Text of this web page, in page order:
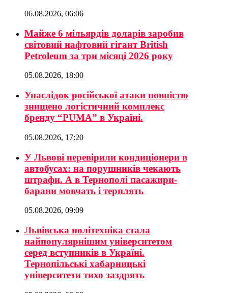
06.08.2026, 06:06
Майже 6 мільярдів доларів заробив
світовий нафтовий гігант British
Petroleum за три місяці 2026 року
05.08.2026, 18:00
Унаслідок російської атаки повністю
знищено логістичний комплекс
бренду “PUMA” в Україні.
05.08.2026, 17:20
У Львові перевірили кондиціонери в
автобусах: на порушників чекають
штрафи. А в Тернополі пасажири-
барани мовчать і терплять
05.08.2026, 09:09
Львівська політехніка стала
найпопулярнішим університетом
серед вступників в Україні.
Тернопільські хабарницькі
університети тихо заздрять